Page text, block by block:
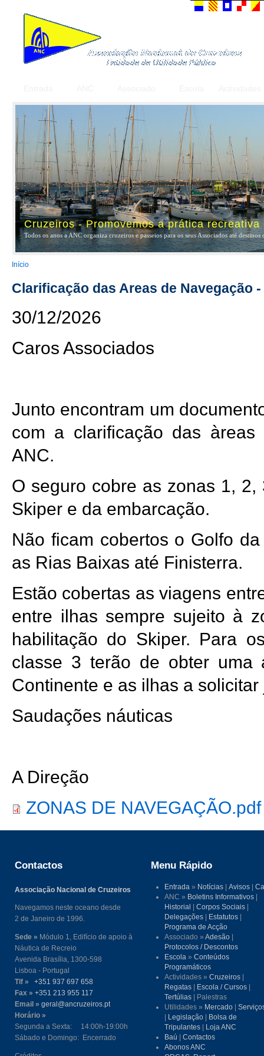
Cruzeiros - Promovemos a prática
Todos os anos a ANC organiza cruzeiros e passeios para os seus Associados até
You are here
Início
Clarificação das Areas de Navegação
30/12/2026
Caros Associados
Junto encontram um
com a clarificação das
ANC.
O seguro cobre as zonas 1,
Skiper e da embarcação.
Não ficam cobertos o Golfo
as Rias Baixas até Finisterra.
Estão cobertas as viagens
entre ilhas sempre sujeito à
habilitação do Skiper. Para
classe 3 terão de obter uma
Continente e as ilhas a
Saudações náuticas
A Direção
ZONAS DE NAVEGAÇÃO.pdf
Contactos
Associação Nacional de Cruzeiros
Navegamos neste oceano desde
2 de Janeiro de 1996.
Sede » Módulo 1, Edifício de apoio à
Náutica de Recreio
Avenida Brasília, 1300-598
Lisboa - Portugal
Tlf »
+351 937 697 658
Fax » +351 213 955 117
Email » geral@ancruzeiros.pt
Horário »
Segunda a Sexta: 14:00h-19:00h
Sábado e Domingo: Encerrado
Menu Rápido
Entrada » Notícias |Avisos |
ANC » Boletins Informativos
Historial
|Corpos Sociais
Delegações
Estatutos
Programa de Acção
Associado »Adesão
Protocolos / Descontos
Escola »Conteúdos
Programáticos
Actividades »Cruzeiros
Regatas
Escola / Cursos
Tertúlias | Palestras
Utilidades » Mercado |
Legislação
Bolsa de
Tripulantes
Loja ANC
Baú |Contactos
Abonos ANC